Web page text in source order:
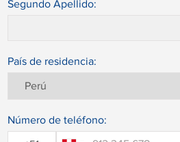
Segundo Apellido:
País de residencia:
Número de teléfono: